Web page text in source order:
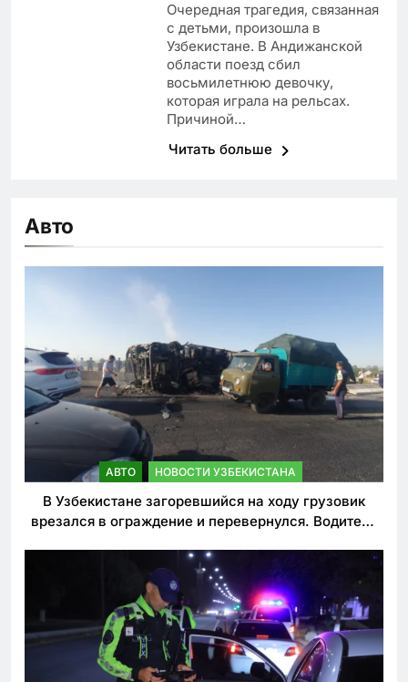
Очередная трагедия, связанная
с детьми, произошла в
Узбекистане. В Андижанской
области поезд сбил
восьмилетнюю девочку,
которая играла на рельсах.
Причиной…
Читать больше
Авто
АВТО НОВОСТИ УЗБЕКИСТАНА
В Узбекистане загоревшийся на ходу грузовик
врезался в ограждение и перевернулся. Водитель